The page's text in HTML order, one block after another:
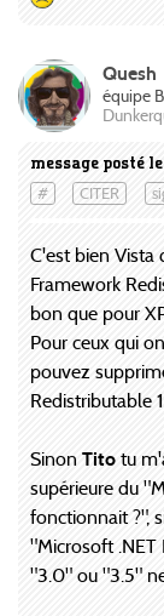
message posté
# CITER
Quesh
équipe
C'est bien Vista
Framework
bon que pour
Pour ceux qui
pouvez
Redistributable
Sinon Tito tu
supérieure du
fonctionnait ?",
"Microsoft .NET
"3.0" ou "3.5"